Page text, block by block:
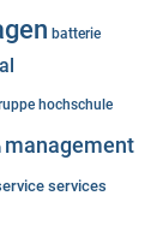
batterie
hochschule
management
services